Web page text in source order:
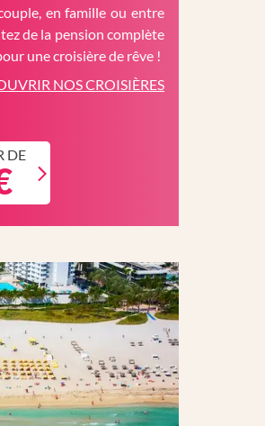
en famille ou entre
de la pension complète
une croisière de rêve !
NOS CROISIÈRES
DE